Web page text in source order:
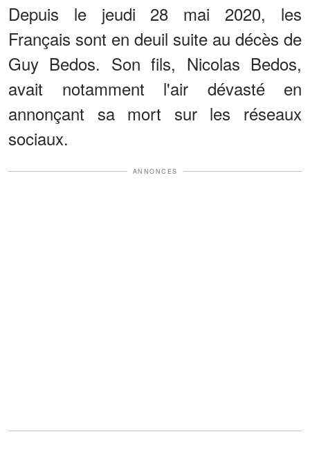
Depuis le jeudi 28 mai 2020, les
Français sont en deuil suite au décès de
Guy Bedos. Son fils, Nicolas Bedos,
avait notamment l'air dévasté en
annonçant sa mort sur les réseaux
sociaux.
ANNONCES